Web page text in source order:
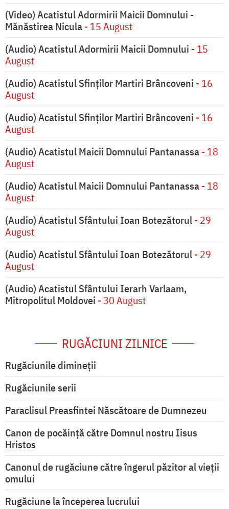
(Video) Acatistul Adormirii Maicii Domnului -
Mănăstirea Nicula- 15 August
(Audio) Acatistul Adormirii Maicii Domnului - 15
August
(Audio) Acatistul Sfinților Martiri Brâncoveni - 16
August
(Audio) Acatistul Sfinților Martiri Brâncoveni - 16
August
(Audio) Acatistul Maicii Domnului Pantanassa- 18
August
(Audio) Acatistul Maicii Domnului Pantanassa- 18
August
(Audio) Acatistul Sfântului Ioan Botezătorul- 29
August
(Audio) Acatistul Sfântului Ioan Botezătorul- 29
August
(Audio) Acatistul Sfântului Ierarh Varlaam,
Mitropolitul Moldovei - 30 August
RUGĂCIUNI ZILNICE
Rugăciunile dimineții
Rugăciunile serii
Paraclisul Preasfintei Născătoare de Dumnezeu
Canon de pocăință către Domnul nostru Iisus
Hristos
Canonul de rugăciune către îngerul păzitor al vieții
omului
Rugăciune la începerea lucrului